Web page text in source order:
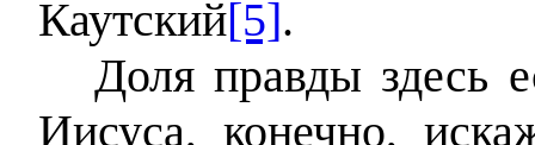
Каутский[5].
Доля правды здесь
Иисуса, конечно,